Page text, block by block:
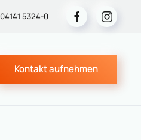
04141 5324-0
Kontakt aufnehmen